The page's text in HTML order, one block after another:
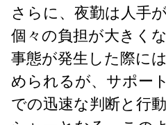
さらに、夜勤は人手
個々の負担が大きく
事態が発生した際に
められるが、サポー
での迅速な判断と行